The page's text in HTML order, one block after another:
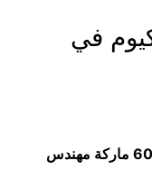
في
ماكينة تغليف فاكيوم في مصر موديل 605 ماركة مهندس